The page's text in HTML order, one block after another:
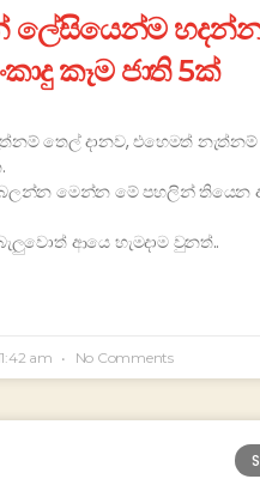
ලේසියෙන්ම
කෑම ජාති 5ක්
තෙල් දානව, එහෙමත් නැත්නම්
බලන්න මෙන්න මේ පහලින් තියෙන
ආයෙ හැමදාම වුනත්..
am No Comments